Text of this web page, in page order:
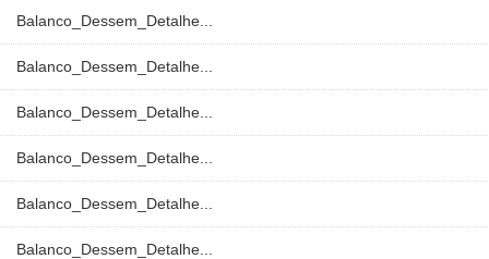
Balanco_Dessem_Detalhe...
Balanco_Dessem_Detalhe...
Balanco_Dessem_Detalhe...
Balanco_Dessem_Detalhe...
Balanco_Dessem_Detalhe...
Balanco_Dessem_Detalhe...